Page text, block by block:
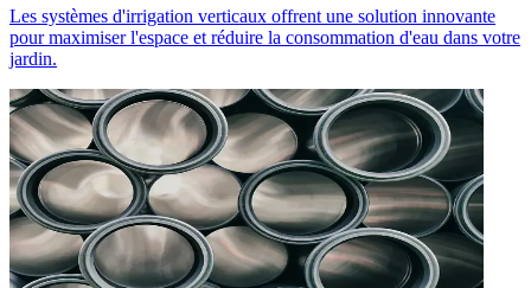
Les systèmes d'irrigation verticaux offrent une solution innovante
pour maximiser l'espace et réduire la consommation d'eau dans votre
jardin.